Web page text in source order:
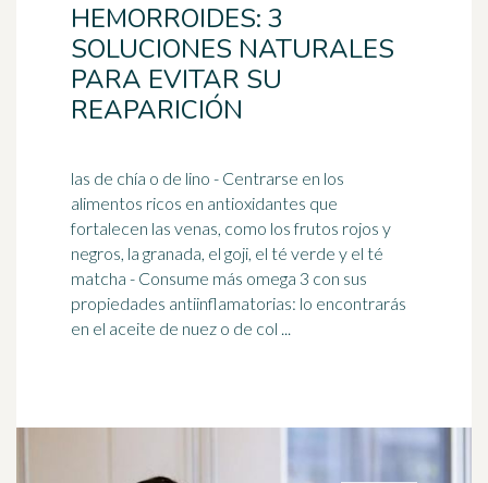
HEMORROIDES: 3
SOLUCIONES NATURALES
PARA EVITAR SU
REAPARICIÓN
las de chía o de lino - Centrarse en los
alimentos ricos en antioxidantes que
fortalecen las venas, como los frutos rojos y
negros, la granada, el goji, el té verde y el té
matcha - Consume más omega 3 con sus
propiedades antiinflamatorias: lo encontrarás
en el aceite de nuez o de col ...